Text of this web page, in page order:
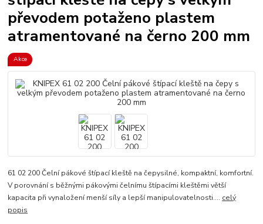
převodem potaženo plastem
atramentované na černo 200 mm
Akce
61 02 200 Čelní pákové štípací kleště na čepysilné, kompaktní, komfortní.
V porovnání s běžnými pákovými čelnímu štípacími kleštěmi větší
kapacita při vynaložení menší síly a lepší manipulovatelnosti.... celý
popis